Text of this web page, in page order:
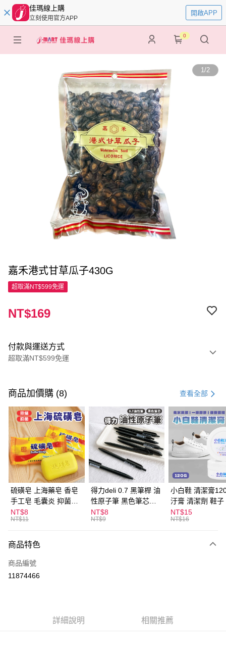
佳瑪線上購
立刻使用官方APP
開啟APP
0
1/2
嘉禾港式甘草瓜子430G
超取滿NT$599免運
NT$169
付款與運送方式
超取滿NT$599免運
信用卡一次付款
超商取貨付款
LINE Pay
Apple Pay
街口支付
悠遊付
ATM付款
全家取貨付款
每筆NT$60，滿NT$599(含以上)免運費
付款後全家取貨
每筆NT$60，滿NT$599(含以上)免運費
商品加價購 (8) 查看全部
硫磺皂 上海藥皂 香皂
手工皂 毛囊炎 抑菌除
蟎 清潔護膚 去油去痘
寵物皮膚病 狗狗貓咪
NT$8
NT$11
得力deli 0.7 黑筆桿 油
性原子筆 黑色筆芯
S304
NT$8
NT$9
小白鞋 清潔膏
汙膏 清潔劑 鞋子
漬 白皮鞋 鞋油
NT$15
NT$16
商品特色
商品編號
11874466
詳細說明 相關推薦